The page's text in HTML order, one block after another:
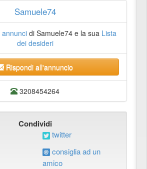
Samuele74
di Samuele74 e la sua Lista
dei desideri
Rispondi all'annuncio
3208454264
Condividi
twitter
consiglia ad un
amico